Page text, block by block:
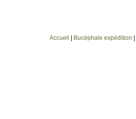
Accueil Bucéphale expédition